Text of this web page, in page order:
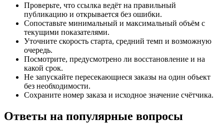
Проверьте, что ссылка ведёт на правильный
публикацию и открывается без ошибки.
Сопоставьте минимальный и максимальный объём с
текущими показателями.
Уточните скорость старта, средний темп и возможную
очередь.
Посмотрите, предусмотрено ли восстановление и на
какой срок.
Не запускайте пересекающиеся заказы на один объект
без необходимости.
Сохраните номер заказа и исходное значение счётчика.
Ответы на популярные вопросы